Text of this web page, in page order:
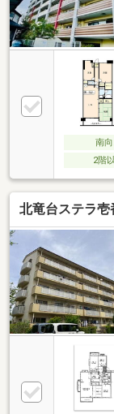
南向
2階
北竜台ステラ